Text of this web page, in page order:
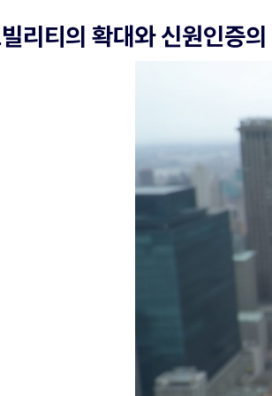
리티의 확대와 신원인증